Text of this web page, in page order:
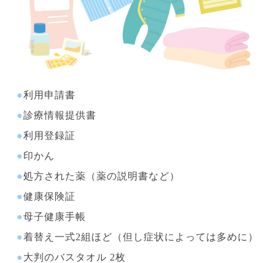
●利用申請書
●診療情報提供書
●利用登録証
●印かん
●処方された薬（薬の説明書など）
●健康保険証
●母子健康手帳
●着替え一式2組ほど（但し症状によっては多めに）
●大判のバスタオル 2枚